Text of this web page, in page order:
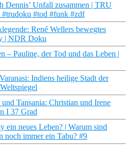
Dennis’ Unfall zusammen | TRU
#tod #funk #zdf
René Wellers bewegtes
| NDR Doku
– Pauline, der Tod und das Leben |
Indiens heilige Stadt der
Tansania: Christian und Irene
I 37 Grad
ein neues Leben? | Warum sind
noch immer ein Tabu? #9